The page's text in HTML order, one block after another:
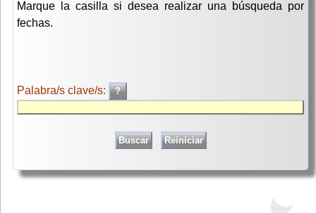
Marque la casilla si desea realizar una búsqueda por
fechas.
Palabra/s clave/s: